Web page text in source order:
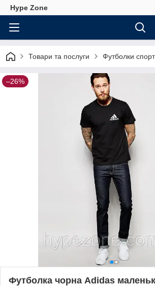
Hype Zone
Товари та послуги Футболки
–26%
Футболка чорна Adidas